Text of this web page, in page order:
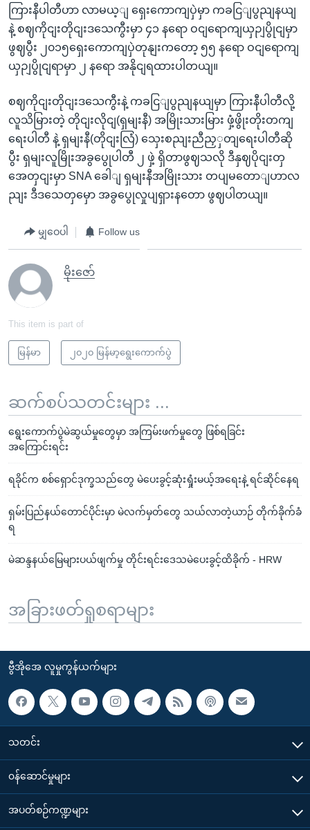
ကြားနီပါတီဟာ လာမယ့ျ ရှေးကောကျပှဲမှာ ကခငြျပွညျနယျ
နဲ့ စဈကိုငျးတိုငျးဒသေကွီးမှာ ၄၁ နရော ဝငျရောကျယှဉျပွိုငျမှာ
ဖွဈပွီး ၂၀၁၅ရှေးကောကျပှဲတုနျးကတော့ ၅၅ နရော ဝငျရောကျ
ယှဉျပွိုငျရာမှာ ၂ နရော အနိုငျရထားပါတယျ။
စဈကိုငျးတိုငျးဒသေကွီးနဲ့ ကခငြျပွညျနယျမှာ ကြားနီပါတီလို့
လူသိမြားတဲ့ တိုငျးလိုငျ(ရှမျးနီ) အမြိုးသားမြား ဖှံ့ဖွိုးတိုးတကျ
ရေးပါတီ နဲ့ ရှမျးနီ(တိုငျးလြံ) သှေးစညျးညီညှှတျရေးပါတီဆို
ပွီး ရှမျးလူမြိုးအခွပွေုပါတီ ၂ ဖှဲ့ ရှိတာဖွဈသလို ဒီနှဈပိုငျးတှ
အေတှငျးမှာ SNA ခေါျ ရှမျးနီအမြိုးသား တပျမတောျဟာလ
ညျး ဒီဒသေတှမှော အခွပွေုလှုပျရှားနတော ဖွဈပါတယျ။
မျှဝေပါ Follow us
မိုးဇော်
This item is part of
မြန်မာ ၂၀၂၀ မြန်မာ့ရွေးကောက်ပွဲ
ဆက်စပ်သတင်းများ ...
ရွေးကောက်ပွဲမဲဆွယ်မှုတွေမှာ အကြမ်းဖက်မှုတွေ ဖြစ်ရခြင်း
အကြောင်းရင်း
ရခိုင်က စစ်ရှောင်ဒုက္ခသည်တွေ မဲပေးခွင့်ဆုံးရှုံးမယ့်အရေးနဲ့ ရင်ဆိုင်နေရ
ရှမ်းပြည်နယ်တောင်ပိုင်းမှာ မဲလက်မှတ်တွေ သယ်လာတဲ့ယာဉ် တိုက်ခိုက်ခံ
ရ
မဲဆန္ဒနယ်မြေများပယ်ဖျက်မှု တိုင်းရင်းဒေသမဲပေးခွင့်ထိခိုက် - HRW
အခြားဖတ်ရှုစရာများ
ဗွီအိုအေ လူမှုကွန်ယက်များ
သတင်း
၀န်ဆောင်မှုများ
အပတ်စဉ်ကဏ္ဍများ